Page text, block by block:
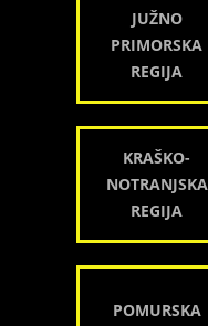
JUŽNO
PRIMORSKA
REGIJA
KRAŠKO-
NOTRANJSKA
REGIJA
POMURSKA